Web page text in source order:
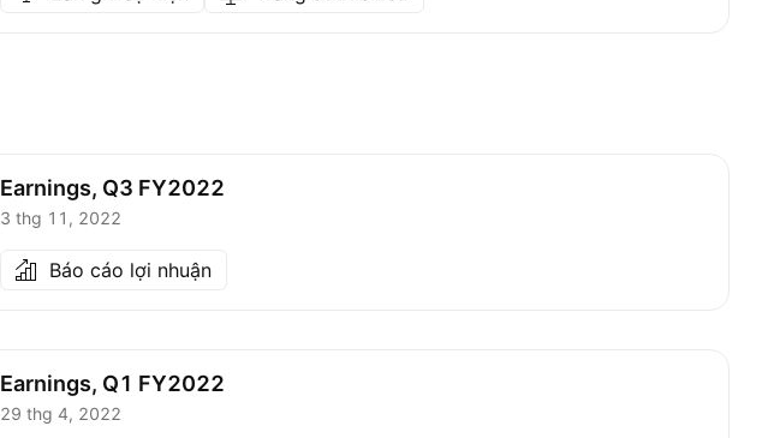
Earnings, Q3 FY2022
3 thg 11, 2022
Báo cáo lợi nhuận
Earnings, Q1 FY2022
29 thg 4, 2022